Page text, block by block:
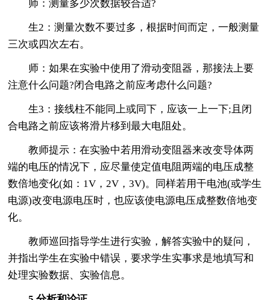
师：测量多少次数据较合适?
生2：测量次数不要过多，根据时间而定，一般测量
三次或四次左右。
师：如果在实验中使用了滑动变阻器，那接法上要
注意什么问题?闭合电路之前应考虑什么问题?
生3：接线柱不能同上或同下，应该一上一下;且闭
合电路之前应该将滑片移到最大电阻处。
教师提示：在实验中若用滑动变阻器来改变导体两
端的电压的情况下，应尽量使定值电阻两端的电压成整
数倍地变化(如：1V，2V，3V)。同样若用干电池(或学生
电源)改变电源电压时，也应该使电源电压成整数倍地变
化。
教师巡回指导学生进行实验，解答实验中的疑问，
并指出学生在实验中错误，要求学生实事求是地填写和
处理实验数据、实验信息。